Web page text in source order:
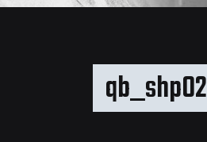
qb_shp02